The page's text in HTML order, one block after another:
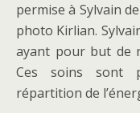
permise à Sylvain
photo Kirlian.
ayant pour but de
Ces soins sont
répartition de